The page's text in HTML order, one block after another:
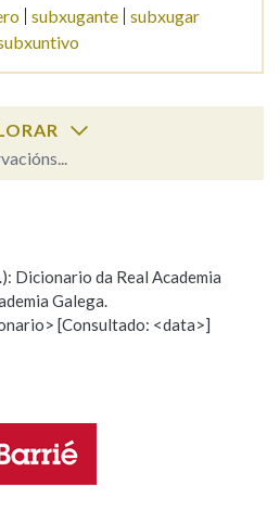
BUSCA
subxugante
subxugar
Hai un erro na palabra
Dicionario da Real Academia
Galega.
[Consultado: <data>]